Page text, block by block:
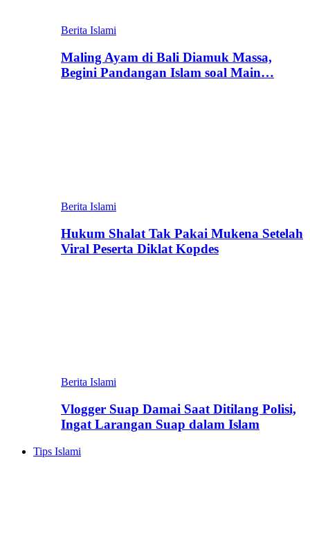
Berita Islami
Maling Ayam di Bali Diamuk Massa,
Begini Pandangan Islam soal Main…
Berita Islami
Hukum Shalat Tak Pakai Mukena Setelah
Viral Peserta Diklat Kopdes
Berita Islami
Vlogger Suap Damai Saat Ditilang Polisi,
Ingat Larangan Suap dalam Islam
Tips Islami